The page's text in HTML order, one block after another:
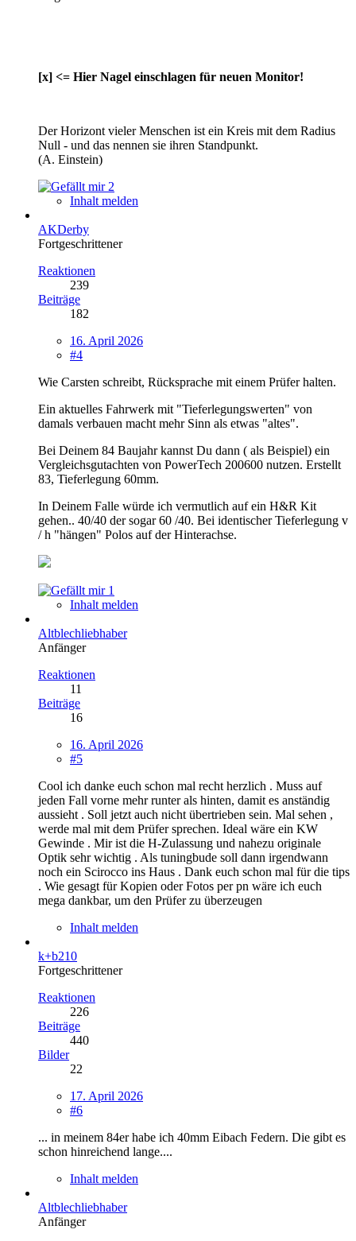
[x] <= Hier Nagel einschlagen für neuen Monitor!
Der Horizont vieler Menschen ist ein Kreis mit dem Radius
Null - und das nennen sie ihren Standpunkt.
(A. Einstein)
2
Inhalt melden
AKDerby
Fortgeschrittener
Reaktionen
239
Beiträge
182
16. April 2026
#4
Wie Carsten schreibt, Rücksprache mit einem Prüfer halten.
Ein aktuelles Fahrwerk mit "Tieferlegungswerten" von
damals verbauen macht mehr Sinn als etwas "altes".
Bei Deinem 84 Baujahr kannst Du dann ( als Beispiel) ein
Vergleichsgutachten von PowerTech 200600 nutzen. Erstellt
83, Tieferlegung 60mm.
In Deinem Falle würde ich vermutlich auf ein H&R Kit
gehen.. 40/40 der sogar 60 /40. Bei identischer Tieferlegung v
/ h "hängen" Polos auf der Hinterachse.
1
Inhalt melden
Altblechliebhaber
Anfänger
Reaktionen
11
Beiträge
16
16. April 2026
#5
Cool ich danke euch schon mal recht herzlich . Muss auf
jeden Fall vorne mehr runter als hinten, damit es anständig
aussieht . Soll jetzt auch nicht übertrieben sein. Mal sehen ,
werde mal mit dem Prüfer sprechen. Ideal wäre ein KW
Gewinde . Mir ist die H-Zulassung und nahezu originale
Optik sehr wichtig . Als tuningbude soll dann irgendwann
noch ein Scirocco ins Haus . Dank euch schon mal für die tips
. Wie gesagt für Kopien oder Fotos per pn wäre ich euch
mega dankbar, um den Prüfer zu überzeugen
Inhalt melden
k+b210
Fortgeschrittener
Reaktionen
226
Beiträge
440
Bilder
22
17. April 2026
#6
... in meinem 84er habe ich 40mm Eibach Federn. Die gibt es
schon hinreichend lange....
Inhalt melden
Altblechliebhaber
Anfänger